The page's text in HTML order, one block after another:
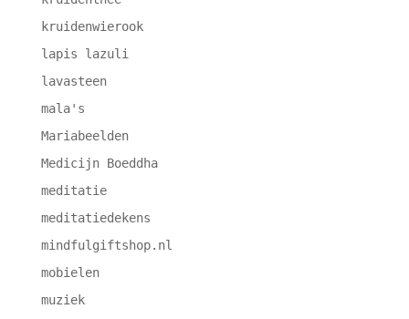
kruidenwierook
lapis lazuli
lavasteen
mala's
Mariabeelden
Medicijn Boeddha
meditatie
meditatiedekens
mindfulgiftshop.nl
mobielen
muziek